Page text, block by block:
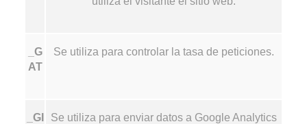
_G
AT
Se utiliza para controlar la tasa de peticiones.
_GI
Se utiliza para enviar datos a Google Analytics